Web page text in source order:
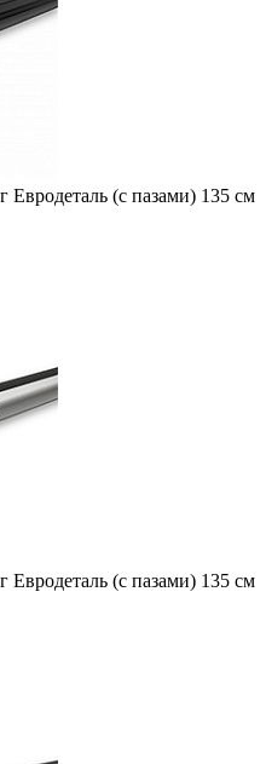
Евродеталь (с пазами) 135 см
Евродеталь (с пазами) 135 см